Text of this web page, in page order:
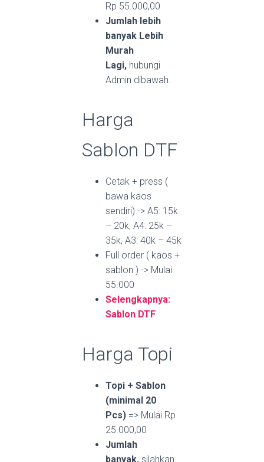
Rp 55.000,00
Jumlah lebih
banyak Lebih
Murah
Lagi, hubungi
Admin dibawah.
Harga
Sablon DTF
Cetak + press (
bawa kaos
sendiri) -> A5: 15k
– 20k, A4: 25k –
35k, A3: 40k – 45k
Full order ( kaos +
sablon ) -> Mulai
55.000
Selengkapnya:
Sablon DTF
Harga Topi
Topi + Sablon
(minimal 20
Pcs) => Mulai Rp
25.000,00
Jumlah
banyak, silahkan